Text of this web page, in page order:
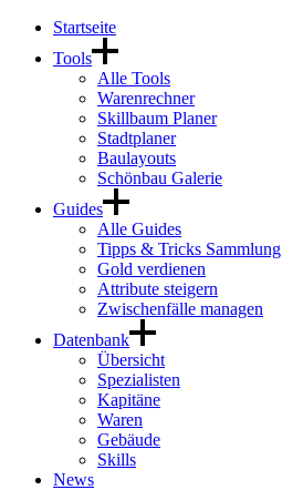
Startseite
Tools
Alle Tools
Warenrechner
Skillbaum Planer
Stadtplaner
Baulayouts
Schönbau Galerie
Guides
Alle Guides
Tipps & Tricks Sammlung
Gold verdienen
Attribute steigern
Zwischenfälle managen
Datenbank
Übersicht
Spezialisten
Kapitäne
Waren
Gebäude
Skills
News